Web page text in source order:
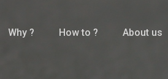
Why ? How to ? About us